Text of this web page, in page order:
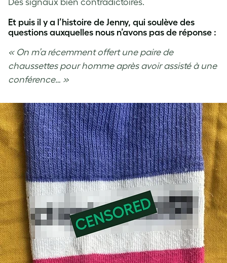
Et puis il y a l’histoire de Jenny, qui soulève des
questions auxquelles nous n’avons pas de réponse :
« On m’a récemment offert une paire de
chaussettes pour homme après avoir assisté à une
conférence… »